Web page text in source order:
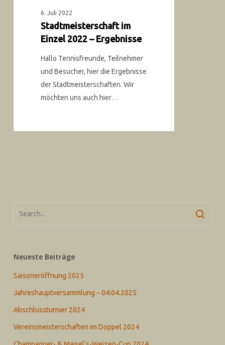
6. Juli 2022
Stadtmeisterschaft im
Einzel 2022 – Ergebnisse
Hallo Tennisfreunde, Teilnehmer
und Besucher, hier die Ergebnisse
der Stadtmeisterschaften. Wir
möchten uns auch hier…
Neueste Beiträge
Saisoneröffnung 2025
Jahreshauptversammlung – 04.04.2025
Abschlussturnier 2024
Vereinsmeisterschaften im Doppel 2024